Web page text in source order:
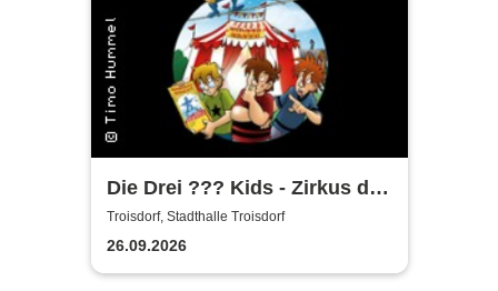
Die Drei ??? Kids - Zirkus der
Rätsel
Troisdorf, Stadthalle Troisdorf
26.09.2026